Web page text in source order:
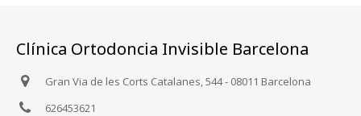
Clínica Ortodoncia Invisible Barcelona
Gran Via de les Corts Catalanes, 544 - 08011 Barcelona
626453621